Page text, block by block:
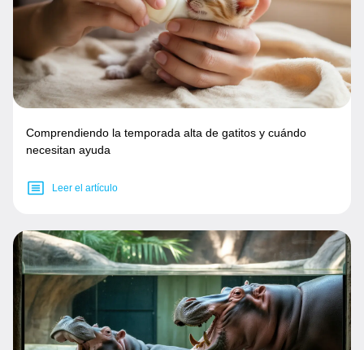
Comprendiendo la temporada alta de gatitos y cuándo
necesitan ayuda
Leer el artículo